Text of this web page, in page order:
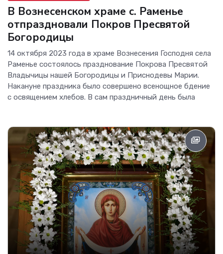
В Вознесенском храме с. Раменье
отпраздновали Покров Пресвятой
Богородицы
14 октября 2023 года в храме Вознесения Господня села
Раменье состоялось празднование Покрова Пресвятой
Владычицы нашей Богородицы и Приснодевы Марии.
Накануне праздника было совершено всенощное бдение
с освящением хлебов. В сам праздничный день была